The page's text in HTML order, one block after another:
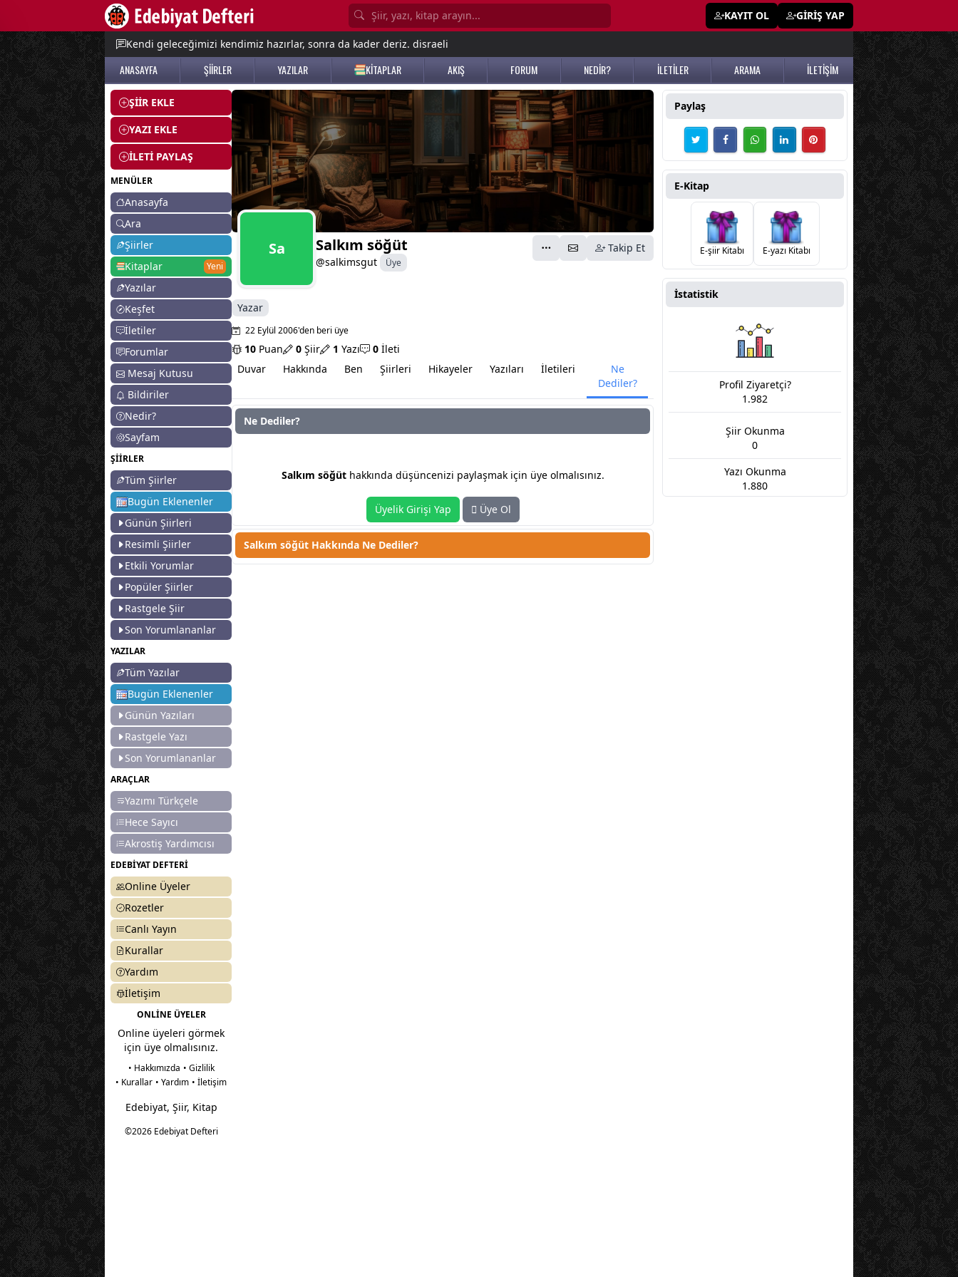
KAYIT OL GİRİŞ YAP
Kendi geleceğimizi kendimiz hazırlar, sonra da kader deriz. disraeli
ANASAYFA ŞİİRLER YAZILAR KİTAPLAR AKIŞ FORUM NEDİR? İLETİLER ARAMA İLETİŞİM
ŞİİR EKLE
YAZI EKLE
İLETİ PAYLAŞ
MENÜLER
Anasayfa
Ara
Şiirler
Kitaplar
Yeni
Yazılar
Keşfet
İletiler
Forumlar
Mesaj Kutusu
Bildiriler
Nedir?
Sayfam
ŞİİRLER
Tüm Şiirler
Bugün Eklenenler
Günün Şiirleri
Resimli Şiirler
Etkili Yorumlar
Popüler Şiirler
Rastgele Şiir
Son Yorumlananlar
YAZILAR
Tüm Yazılar
Bugün Eklenenler
Günün Yazıları
Rastgele Yazı
Son Yorumlananlar
ARAÇLAR
Yazımı Türkçele
Hece Sayıcı
Akrostiş Yardımcısı
EDEBİYAT DEFTERİ
Online Üyeler
Rozetler
Canlı Yayın
Kurallar
Yardım
İletişim
ONLİNE ÜYELER
Online üyeleri görmek
için üye olmalısınız.
• Hakkımızda • Gizlilik
• Kurallar • Yardım • İletişim
Edebiyat, Şiir, Kitap
©2026 Edebiyat Defteri
Sa Salkım söğüt
@salkimsgut Üye
Takip Et
Yazar
22 Eylül 2006'den beri üye
10 Puan 0 Şiir 1 Yazı 0 İleti
Duvar
Hakkında Ben Şiirleri Hikayeler Yazıları İletileri
Ne
Dediler?
Ne Dediler?
Salkım söğüthakkında düşüncenizi paylaşmak için üye olmalısınız.
Üyelik Girişi Yap Üye Ol
Salkım söğüt Hakkında Ne Dediler?
Paylaş
E-Kitap
E-şiir Kitabı E-yazı Kitabı
İstatistik
Profil Ziyaretçi?
1.982
Şiir Okunma
0
Yazı Okunma
1.880
menu